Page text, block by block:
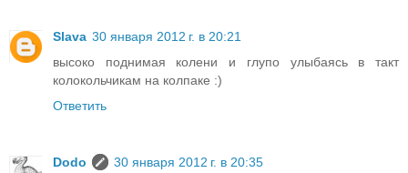
Slava 30 января 2012 г. в 20:21
высоко поднимая колени и глупо улыбаясь в такт
колокольчикам на колпаке :)
Ответить
Dodo
30 января 2012 г. в 20:35